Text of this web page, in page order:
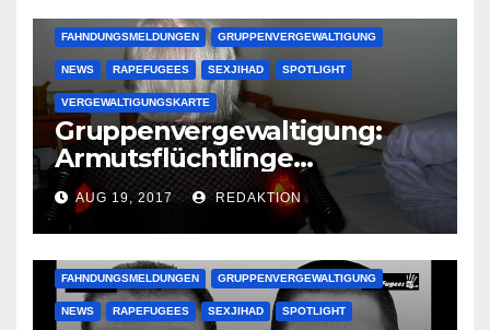
FAHNDUNGSMELDUNGEN GRUPPENVERGEWALTIGUNG
NEWS RAPEFUGEES SEXJIHAD SPOTLIGHT
VERGEWALTIGUNGSKARTE
Gruppenvergewaltigung:
Armutsflüchtlinge
vergewaltigen bettlägerige
Oma im Schlaf
krankenhausreif
AUG 19, 2017 REDAKTION
FAHNDUNGSMELDUNGEN GRUPPENVERGEWALTIGUNG
NEWS RAPEFUGEES SEXJIHAD SPOTLIGHT